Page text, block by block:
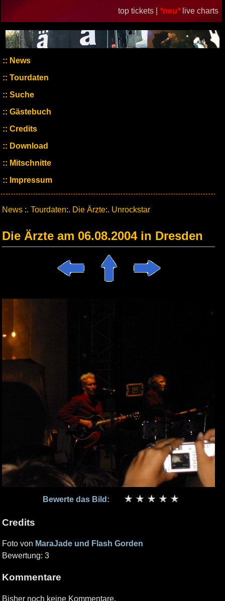
top tickets | *neu* live charts
News
Tourdaten
Suche
Gästebuch
Credits
Download
Mitschnitte
Impressum
News :. Tourdaten:. Die Ärzte:. Unrockstar
Die Ärzte am 06.08.2004 in Dresden
Bewerte das Bild:
Credits
Foto von MaraJade und Flash Gorden
Bewertung: 3
Kommentare
Bisher noch keine Kommentare.